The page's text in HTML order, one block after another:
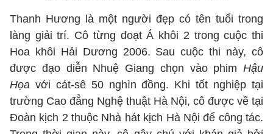
Thanh Hương là một người đẹp có tên tuổi trong
làng giải trí. Cô từng đoạt Á khôi 2 trong cuộc thi
Hoa khôi Hải Dương 2006. Sau cuộc thi này, cô
được đạo diễn Nhuệ Giang chọn vào phim Hậu
Họa với cát-sê 50 nghìn đồng. Khi tốt nghiệp tại
trường Cao đẳng Nghệ thuật Hà Nội, cô được về tại
Đoàn kịch 2 thuộc Nhà hát kịch Hà Nội để công tác.